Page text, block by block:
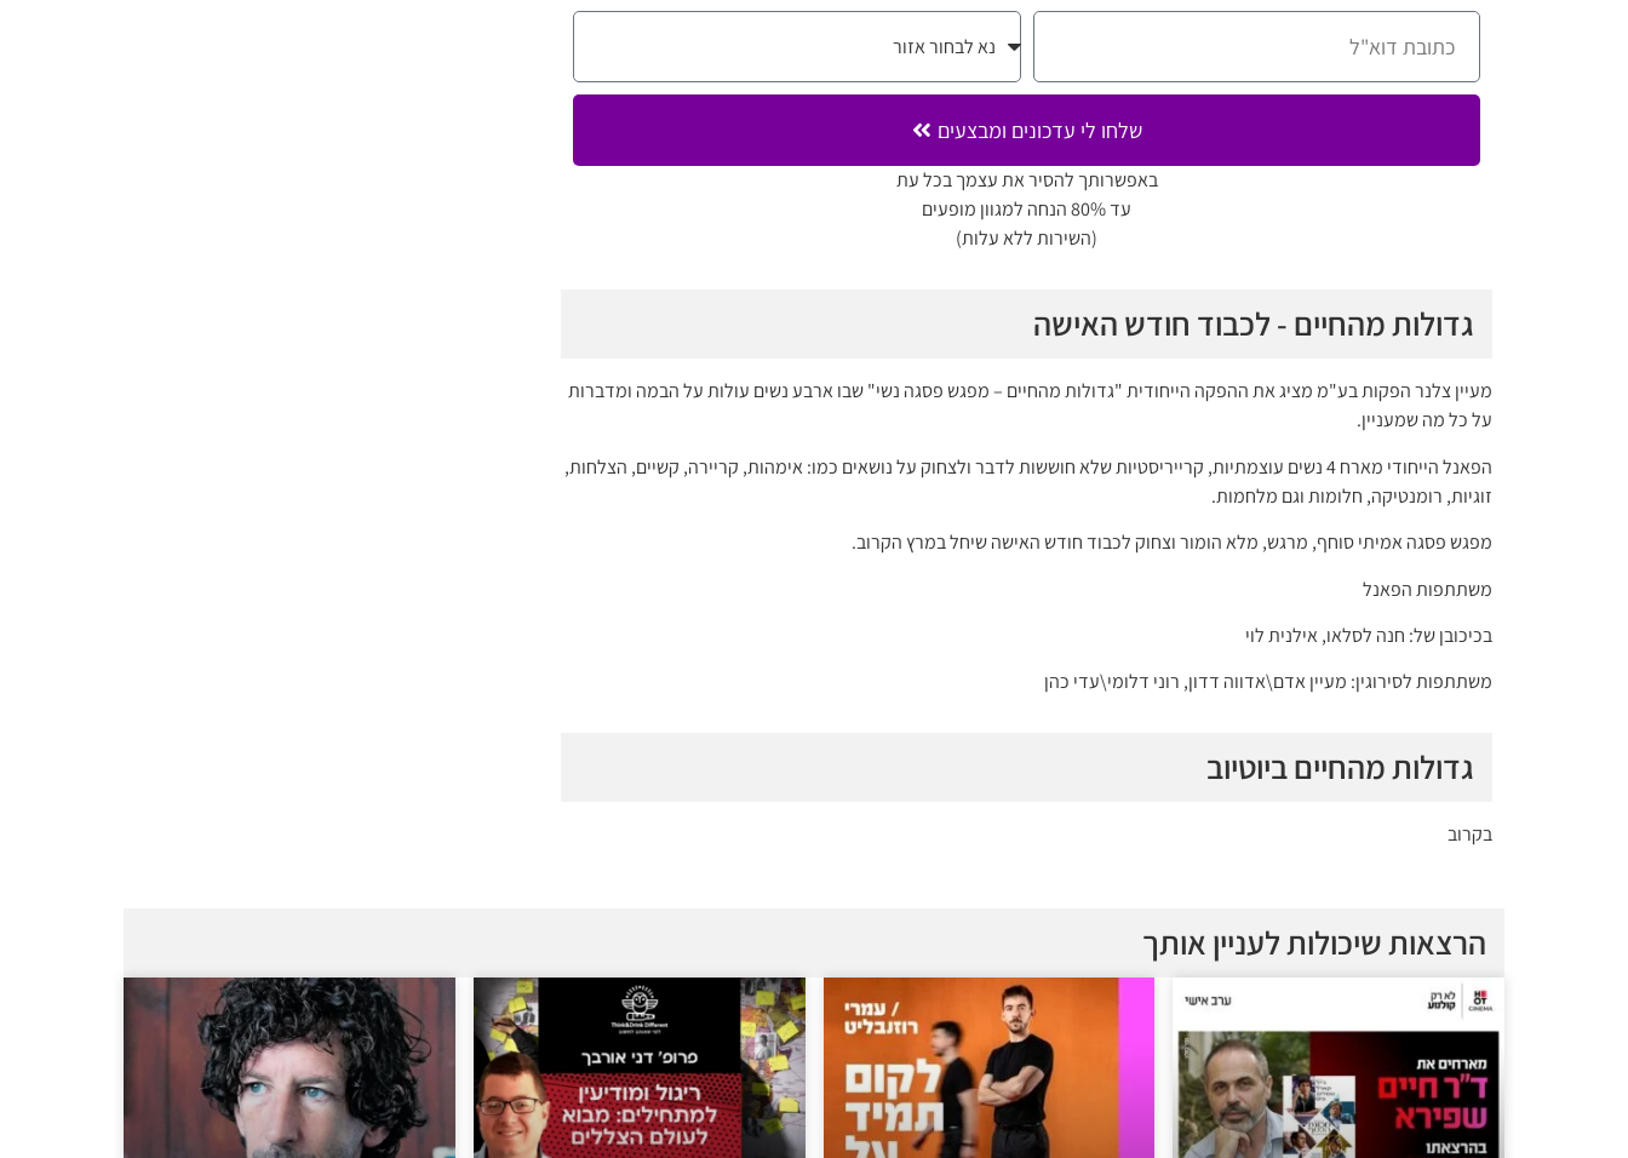
שלחו לי עדכונים ומבצעים
באפשרותך להסיר את עצמך בכל עת
עד 80% הנחה למגוון מופעים
(השירות ללא עלות)
גדולות מהחיים - לכבוד חודש האישה
מעיין צלנר הפקות בע"מ מציג את ההפקה הייחודית "גדולות מהחיים – מפגש פסגה נשי" שבו ארבע נשים עולות על הבמה ומדברות
על כל מה שמעניין.
הפאנל הייחודי מארח 4 נשים עוצמתיות, קרייריסטיות שלא חוששות לדבר ולצחוק על נושאים כמו: אימהות, קריירה, קשיים, הצלחות,
זוגיות, רומנטיקה, חלומות וגם מלחמות.
מפגש פסגה אמיתי סוחף, מרגש, מלא הומור וצחוק לכבוד חודש האישה שיחל במרץ הקרוב.
משתתפות הפאנל
בכיכובן של: חנה לסלאו, אילנית לוי
משתתפות לסירוגין: מעיין אדם\אדווה דדון, רוני דלומי\עדי כהן
גדולות מהחיים ביוטיוב
בקרוב
הרצאות שיכולות לעניין אותך